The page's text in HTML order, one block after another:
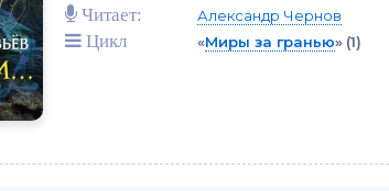
Читает: Александр Чернов
Цикл «Миры за гранью» (1)